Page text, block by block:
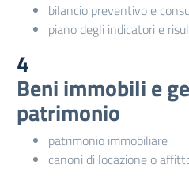
bilancio preventivo e
piano degli indicatori e
4
Beni immobili e
patrimonio
patrimonio immobiliare
canoni di locazione o